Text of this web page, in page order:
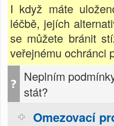
I když máte
léčbě, jejích
se můžete bránit
veřejnému ochránci
Neplním
stát?
Omezovací